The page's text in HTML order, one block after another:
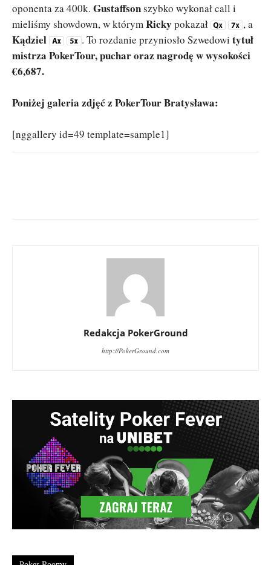
oponenta za 400k. Gustaffsonszybko wykonał call i
mieliśmy showdown, w którymRicky pokazał , a
Kądziel . To rozdanie przyniosło Szwedowi tytuł
mistrza PokerTour, puchar oraz nagrodę w wysokości
€6,687.
Poniżej galeria zdjęć z PokerTour Bratysława:
[nggallery id=49 template=sample1]
Redakcja PokerGround
http://PokerGround.com